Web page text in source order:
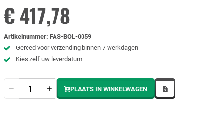
€ 417,78
Artikelnummer: FAS-BOL-0059
Gereed voor verzending binnen 7 werkdagen
Kies zelf uw leverdatum
PLAATS IN WINKELWAGEN